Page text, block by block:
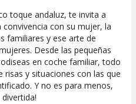
toque andaluz, te invita a
con su mujer, la
familiares y ese arte de
Desde las pequeñas
en coche familiar, todo
y situaciones con las que
Y no es para menos,